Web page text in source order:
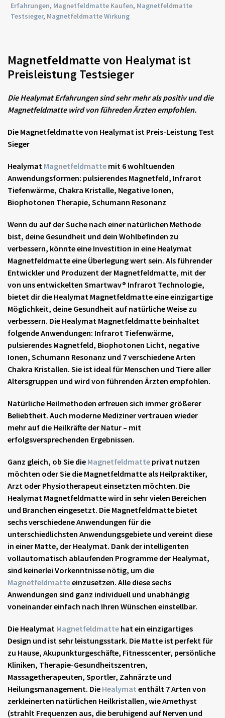
Erfahrungen, Magnetfeldmatte Kaufen, Magnetfeldmatte
Testsieger, Magnetfeldmatte Wirkung
Magnetfeldmatte von Healymat ist
Preisleistung Testsieger
Die Healymat Erfahrungen sind sehr mehr als positiv und die
Magnetfeldmatte wird von führeden Ärzten empfohlen.
Die Magnetfeldmattevon Healymat ist Preis-Leistung Test
Sieger
Healymat Magnetfeldmatte mit 6 wohltuenden
Anwendungsformen: pulsierendes Magnetfeld, Infrarot
Tiefenwärme, Chakra Kristalle, Negative Ionen,
Biophotonen Therapie, Schumann Resonanz
Wenn du auf der Suche nach einer natürlichen Methode
bist, deine Gesundheit und dein Wohlbefinden zu
verbessern, könnte eine Investition in eine Healymat
Magnetfeldmatteeine Überlegung wert sein. Als führender
Entwickler und Produzent der Magnetfeldmatte, mit der
von uns entwickelten Smartwav® Infrarot Technologie,
bietet dir die Healymat Magnetfeldmatte eine einzigartige
Möglichkeit, deine Gesundheit auf natürliche Weise zu
verbessern. Die Healymat Magnetfeldmatte beinhaltet
folgende Anwendungen: Infrarot Tiefenwärme,
pulsierendes Magnetfeld, Biophotonen Licht, negative
Ionen, Schumann Resonanz und 7 verschiedene Arten
Chakra Kristallen. Sie ist ideal für Menschen und Tiere aller
Altersgruppen und wird von führenden Ärzten empfohlen.
Natürliche Heilmethoden erfreuen sich immer größerer
Beliebtheit. Auch moderne Mediziner vertrauen wieder
mehr auf die Heilkräfte der Natur – mit
erfolgsversprechenden Ergebnissen.
Ganz gleich, ob Sie die Magnetfeldmatte privat nutzen
möchten oder Sie die Magnetfeldmatte als Heilpraktiker,
Arzt oder Physiotherapeut einsetzten möchten. Die
Healymat Magnetfeldmattewird in sehr vielen Bereichen
und Branchen eingesetzt. Die Magnetfeldmatte bietet
sechs verschiedene Anwendungen für die
unterschiedlichsten Anwendungsgebiete und vereint diese
in einer Matte, der Healymat. Dank der intelligenten
vollautomatisch ablaufenden Programme der Healymat,
sind keinerlei Vorkenntnisse nötig, um die
Magnetfeldmatteeinzusetzen. Alle diese sechs
Anwendungen sind ganz individuell und unabhängig
voneinander einfach nach Ihren Wünschen einstellbar.
Die Healymat Magnetfeldmatte hat ein einzigartiges
Design und ist sehr leistungsstark. Die Matte ist perfekt für
zu Hause, Akupunkturgeschäfte, Fitnesscenter, persönliche
Kliniken, Therapie-Gesundheitszentren,
Massagetherapeuten, Sportler, Zahnärzte und
Heilungsmanagement. Die Healymat enthält 7 Arten von
zerkleinerten natürlichen Heilkristallen, wie Amethyst
(strahlt Frequenzen aus, die beruhigend auf Nerven und